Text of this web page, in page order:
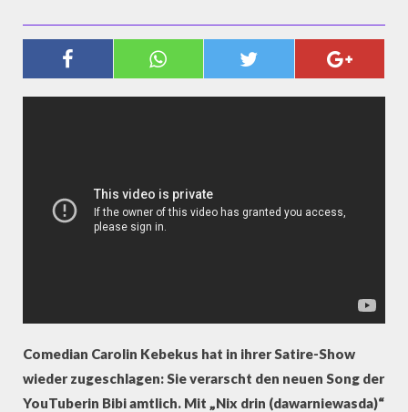
BLÖDE BIBI: KEBEKUS’ BEAUTY
PALACE
Comedian Carolin Kebekus hat in ihrer Satire-Show
wieder zugeschlagen: Sie verarscht den neuen Song der
YouTuberin Bibi amtlich. Mit „Nix drin (dawarniewasda)“